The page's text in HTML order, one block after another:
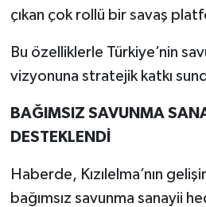
çıkan çok rollü bir savaş
Bu özelliklerle Türkiye’nin
vizyonuna stratejik katkı
BAĞIMSIZ SAVUNMA
DESTEKLENDİ
Haberde, Kızılelma’nın
bağımsız savunma sanayii